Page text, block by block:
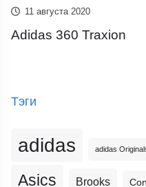
11 августа 2020
Adidas 360 Traxion
Тэги
adidas adidas
Asics Brooks